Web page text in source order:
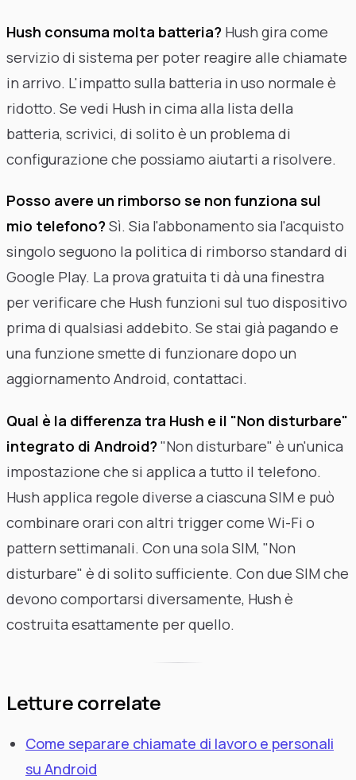
Hush consuma molta batteria? Hush gira come
servizio di sistema per poter reagire alle chiamate
in arrivo. L'impatto sulla batteria in uso normale è
ridotto. Se vedi Hush in cima alla lista della
batteria, scrivici, di solito è un problema di
configurazione che possiamo aiutarti a risolvere.
Posso avere un rimborso se non funziona sul
mio telefono?Sì. Sia l'abbonamento sia l'acquisto
singolo seguono la politica di rimborso standard di
Google Play. La prova gratuita ti dà una finestra
per verificare che Hush funzioni sul tuo dispositivo
prima di qualsiasi addebito. Se stai già pagando e
una funzione smette di funzionare dopo un
aggiornamento Android, contattaci.
Qual è la differenza tra Hush e il "Non disturbare"
integrato di Android?"Non disturbare" è un'unica
impostazione che si applica a tutto il telefono.
Hush applica regole diverse a ciascuna SIM e può
combinare orari con altri trigger come Wi-Fi o
pattern settimanali. Con una sola SIM, "Non
disturbare" è di solito sufficiente. Con due SIM che
devono comportarsi diversamente, Hush è
costruita esattamente per quello.
Letture correlate
Come separare chiamate di lavoro e personali
su Android